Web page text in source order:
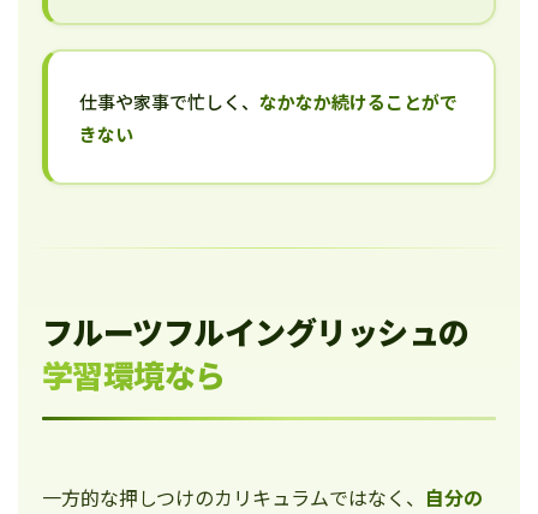
仕事や家事で忙しく、 なかなか続けることがで
きない
フルーツフルイングリッシュの
学習環境なら
一方的な押しつけのカリキュラムではなく、 自分の